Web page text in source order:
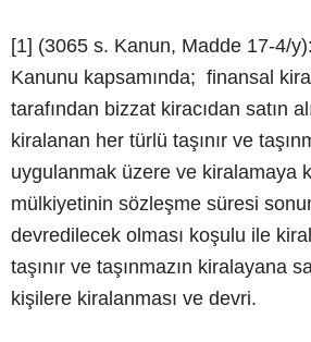
[1] (3065 s. Kanun, Madde 17-4/
Kanunu kapsamında; finansal
tarafından bizzat kiracıdan satın
kiralanan her türlü taşınır ve
uygulanmak üzere ve kiralamaya
mülkiyetinin sözleşme süresi
devredilecek olması koşulu ile
taşınır ve taşınmazın kiralayana
kişilere kiralanması ve devri.